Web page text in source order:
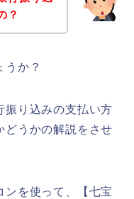
？
うか？
振り込みの支払い方
どうかの解説をさせ
ンを使って、【七宝